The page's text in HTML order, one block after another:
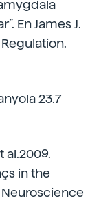
En James J.
23.7
al.2009.
in the